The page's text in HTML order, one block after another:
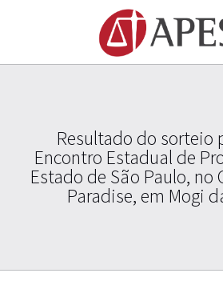
Resultado do sorteio
Encontro Estadual de
Estado de São Paulo, no
Paradise, em Mogi